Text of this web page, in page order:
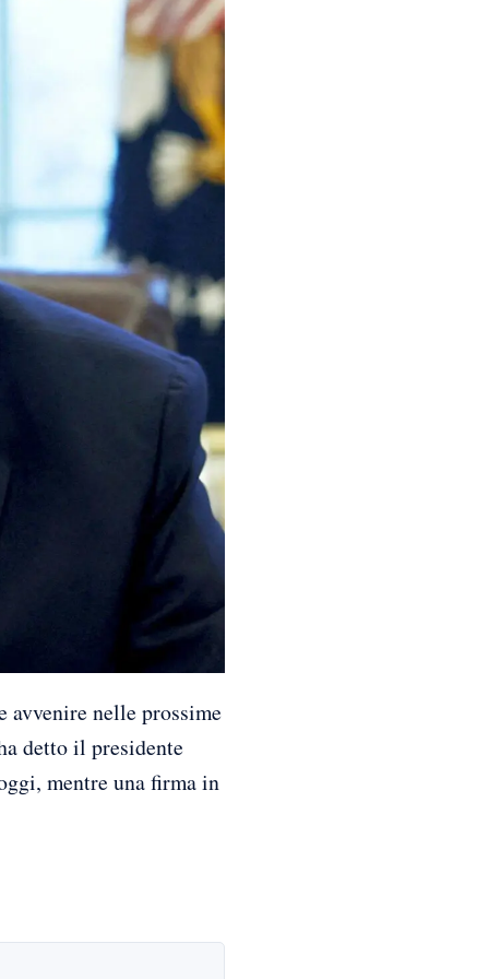
nelle prossime
detto il presidente
mentre una firma in